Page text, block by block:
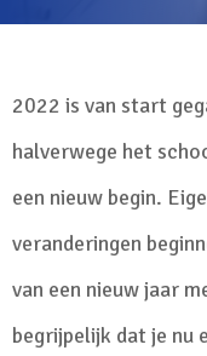
2022 is van start
halverwege het
een nieuw begin.
veranderingen
van een nieuw jaar
begrijpelijk dat je nu